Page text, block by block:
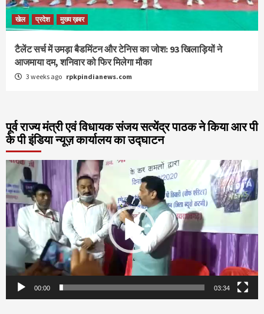
खेल प्रदेश मुख्य ख़बर
टैलेंट सर्च में उमड़ा बैडमिंटन और टेनिस का जोश: 93 खिलाड़ियों ने
आजमाया दम, शनिवार को फिर मिलेगा मौका
3 weeks ago rpkpindianews.com
पूर्व राज्य मंत्री एवं विधायक संजय सत्येंद्र पाठक ने किया आर पी
के पी इंडिया न्यूज़ कार्यालय का उद्घाटन
Video
Player
00:00 03:34